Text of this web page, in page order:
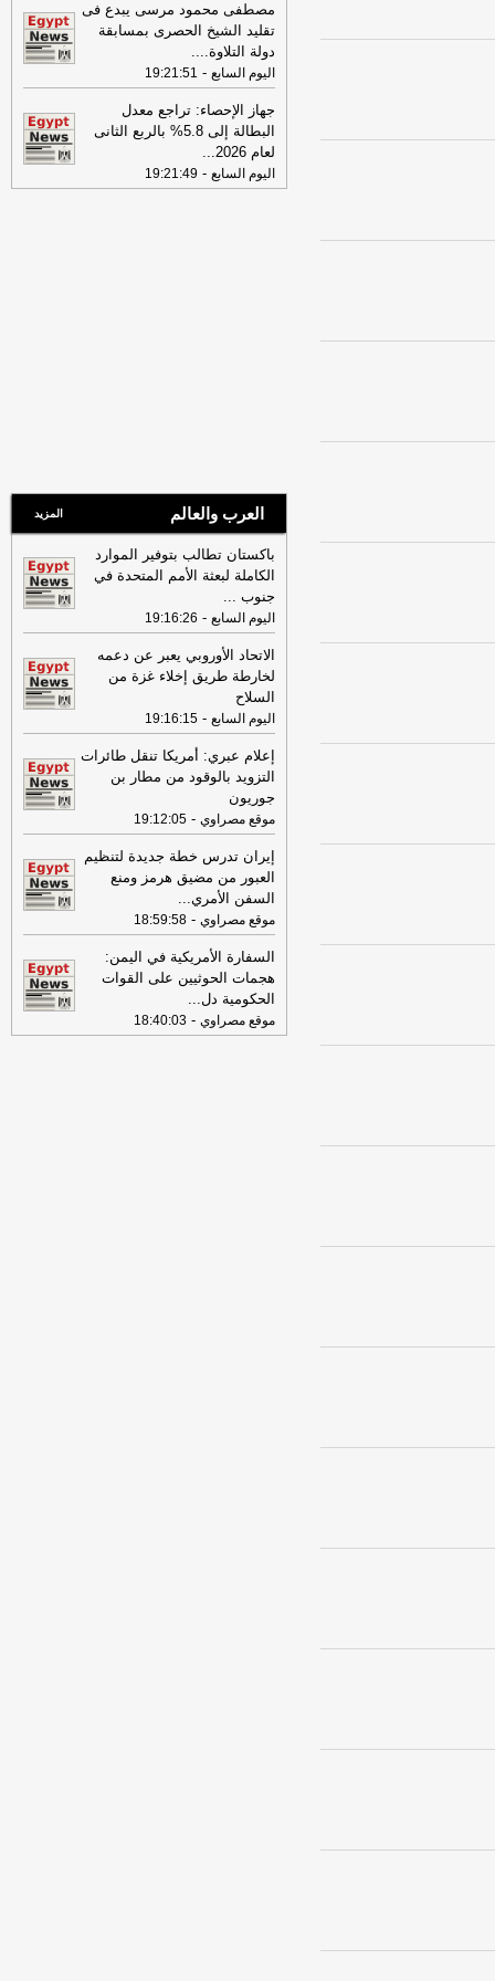
16:46
وزير الخزانة الأميركي: لن نسمح
لإيران اتخاذ التجارة العالمية رهينة أو
استخدام الشحن الدولي لتمويل الحرس
الثوري- لبنانون 24
09:31
عناوين الصحف المصرية ليوم
الأربعاء 29-07-2026
-
17:57
الصحة تطلق النسخة الرابعة من
حملة «100 يوم صحة» في جميع
مصطفى محمود مرسى يبدع فى
تقليد الشيخ الحصرى بمسابقة
دولة التلاوة....
اليوم السابع -
19:21:51
جهاز الإحصاء: تراجع معدل
البطالة إلى 5.8% بالربع الثانى
لعام 2026
...
اليوم السابع -
19:21:49
العرب والعالم المزيد
باكستان تطالب بتوفير الموارد
الكاملة لبعثة الأمم المتحدة في
جنوب ...
اليوم السابع -
19:16:26
الاتحاد الأوروبي يعبر عن دعمه
لخارطة طريق إخلاء غزة من
السلاح
اليوم السابع -
19:16:15
إعلام عبري: أمريكا تنقل طائرات
التزويد بالوقود من مطار بن
جوريون
موقع مصراوي -
19:12:05
إيران تدرس خطة جديدة لتنظيم
العبور من مضيق هرمز ومنع
السفن الأمري...
موقع مصراوي -
18:59:58
السفارة الأمريكية في اليمن:
هجمات الحوثيين على القوات
الحكومية دل...
موقع مصراوي -
18:40:03